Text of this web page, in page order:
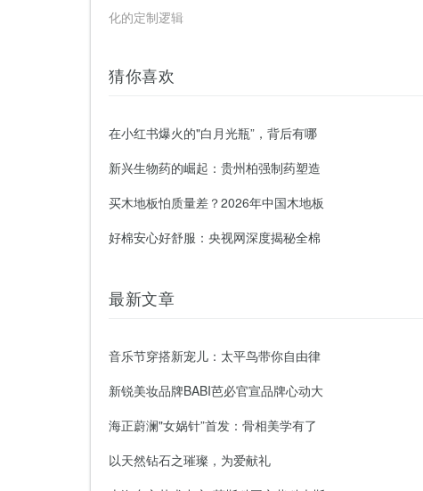
化的定制逻辑
猜你喜欢
在小红书爆火的"白月光瓶”，背后有哪
新兴生物药的崛起：贵州柏强制药塑造
买木地板怕质量差？2026年中国木地板
好棉安心好舒服：央视网深度揭秘全棉
最新文章
音乐节穿搭新宠儿：太平鸟带你自由律
新锐美妆品牌BABI芭必官宣品牌心动大
海正蔚澜"女娲针”首发：骨相美学有了
以天然钻石之璀璨，为爱献礼